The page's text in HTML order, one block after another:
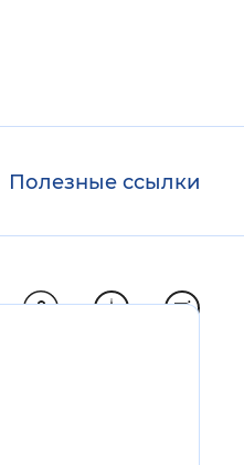
Полезные ссылки